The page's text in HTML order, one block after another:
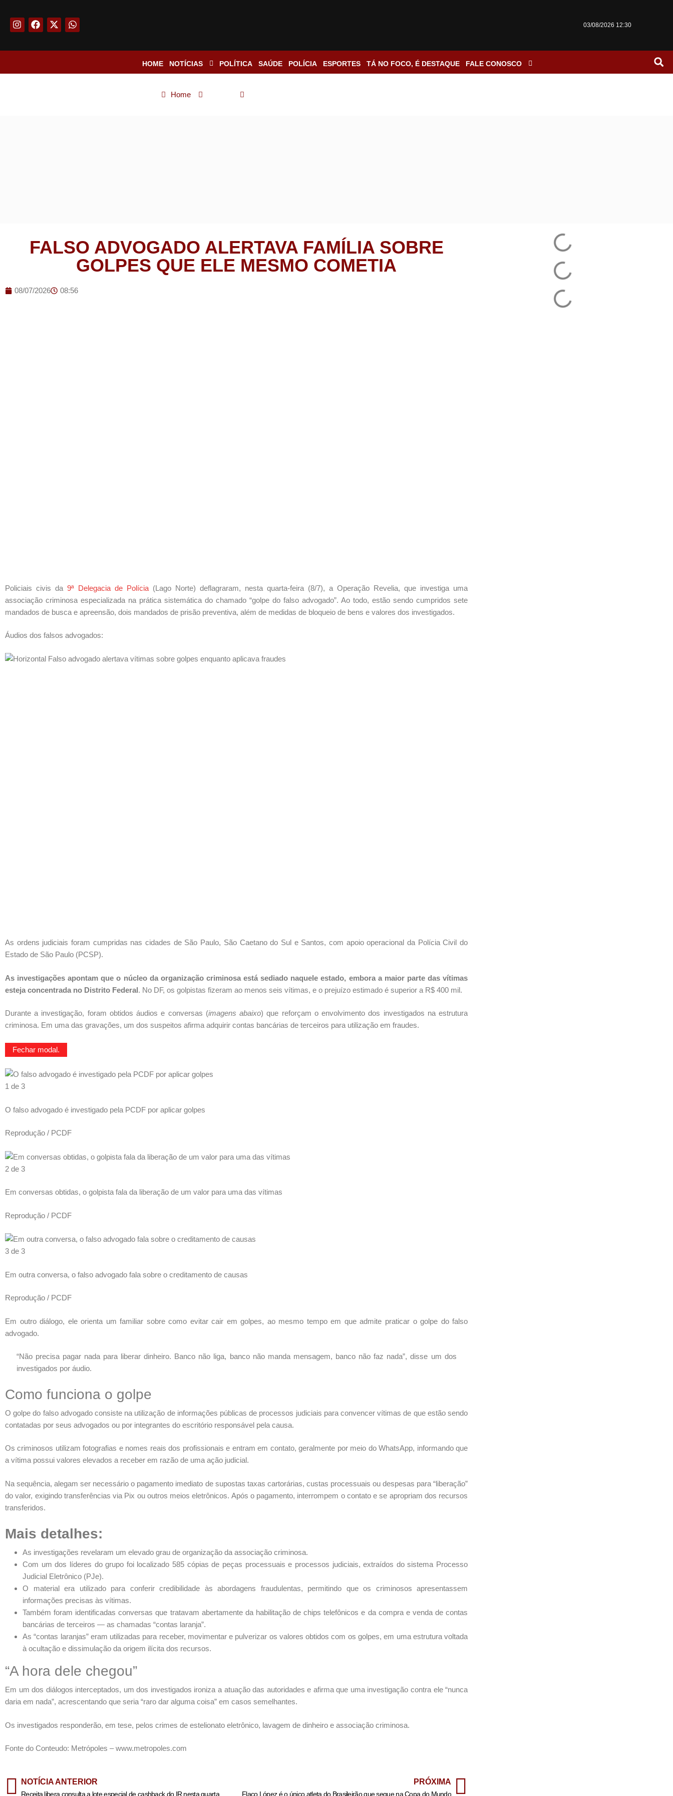
03/08/2026 12:30
HOME NOTÍCIAS POLÍTICA SAÚDE POLÍCIA ESPORTES TÁ NO FOCO, É DESTAQUE FALE CONOSCO
Home
FALSO ADVOGADO ALERTAVA FAMÍLIA SOBRE
GOLPES QUE ELE MESMO COMETIA
08/07/2026 08:56
Policiais civis da9ª Delegacia de Polícia (Lago Norte) deflagraram, nesta quarta-feira (8/7), a Operação Revelia, que investiga uma
associação criminosa especializada na prática sistemática do chamado “golpe do falso advogado”. Ao todo, estão sendo cumpridos sete
mandados de busca e apreensão, dois mandados de prisão preventiva, além de medidas de bloqueio de bens e valores dos investigados.
Áudios dos falsos advogados:
As ordens judiciais foram cumpridas nas cidades de São Paulo, São Caetano do Sul e Santos, com apoio operacional da Polícia Civil do
Estado de São Paulo (PCSP).
As investigações apontam que o núcleo da organização criminosa está sediado naquele estado, embora a maior parte das vítimas
esteja concentrada no Distrito Federal. No DF, os golpistas fizeram ao menos seis vítimas, e o prejuízo estimado é superior a R$ 400 mil.
Durante a investigação, foram obtidos áudios e conversas (imagens abaixo) que reforçam o envolvimento dos investigados na estrutura
criminosa. Em uma das gravações, um dos suspeitos afirma adquirir contas bancárias de terceiros para utilização em fraudes.
Fechar modal.
1 de 3
O falso advogado é investigado pela PCDF por aplicar golpes
Reprodução / PCDF
2 de 3
Em conversas obtidas, o golpista fala da liberação de um valor para uma das vítimas
Reprodução / PCDF
3 de 3
Em outra conversa, o falso advogado fala sobre o creditamento de causas
Reprodução / PCDF
Em outro diálogo, ele orienta um familiar sobre como evitar cair em golpes, ao mesmo tempo em que admite praticar o golpe do falso
advogado.
“Não precisa pagar nada para liberar dinheiro. Banco não liga, banco não manda mensagem, banco não faz nada”, disse um dos
investigados por áudio.
Como funciona o golpe
O golpe do falso advogado consiste na utilização de informações públicas de processos judiciais para convencer vítimas de que estão sendo
contatadas por seus advogados ou por integrantes do escritório responsável pela causa.
Os criminosos utilizam fotografias e nomes reais dos profissionais e entram em contato, geralmente por meio do WhatsApp, informando que
a vítima possui valores elevados a receber em razão de uma ação judicial.
Na sequência, alegam ser necessário o pagamento imediato de supostas taxas cartorárias, custas processuais ou despesas para “liberação”
do valor, exigindo transferências via Pix ou outros meios eletrônicos. Após o pagamento, interrompem o contato e se apropriam dos recursos
transferidos.
Mais detalhes:
As investigações revelaram um elevado grau de organização da associação criminosa.
Com um dos líderes do grupo foi localizado 585 cópias de peças processuais e processos judiciais, extraídos do sistema Processo
Judicial Eletrônico (PJe).
O material era utilizado para conferir credibilidade às abordagens fraudulentas, permitindo que os criminosos apresentassem
informações precisas às vítimas.
Também foram identificadas conversas que tratavam abertamente da habilitação de chips telefônicos e da compra e venda de contas
bancárias de terceiros — as chamadas “contas laranja”.
As “contas laranjas” eram utilizadas para receber, movimentar e pulverizar os valores obtidos com os golpes, em uma estrutura voltada
à ocultação e dissimulação da origem ilícita dos recursos.
“A hora dele chegou”
Em um dos diálogos interceptados, um dos investigados ironiza a atuação das autoridades e afirma que uma investigação contra ele “nunca
daria em nada”, acrescentando que seria “raro dar alguma coisa” em casos semelhantes.
Os investigados responderão, em tese, pelos crimes de estelionato eletrônico, lavagem de dinheiro e associação criminosa.
Fonte do Conteudo: Metrópoles – www.metropoles.com
NOTÍCIA ANTERIOR
Receita libera consulta a lote especial de cashback do IR nesta quarta
PRÓXIMA
Flaco López é o único atleta do Brasileirão que segue na Copa do Mundo